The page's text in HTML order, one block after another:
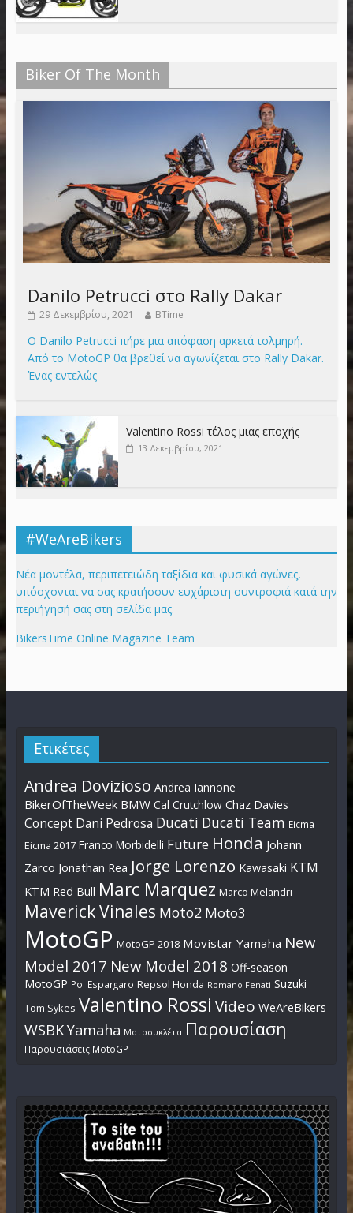
Biker Of The Month
Danilo Petrucci στο Rally Dakar
29 Δεκεμβρίου, 2021 BTime
Ο Danilo Petrucci πήρε μια απόφαση αρκετά τολμηρή.
Από το MotoGP θα βρεθεί να αγωνίζεται στο Rally Dakar.
Ένας εντελώς
Valentino Rossi τέλος μιας εποχής
13 Δεκεμβρίου, 2021
#WeAreBikers
Νέα μοντέλα, περιπετειώδη ταξίδια και φυσικά αγώνες,
υπόσχονται να σας κρατήσουν ευχάριστη συντροφιά κατά την
περιήγησή σας στη σελίδα μας.
BikersTime Online Magazine Team
Ετικέτες
Andrea Dovizioso Andrea Iannone
BikerOfTheWeek BMW Cal Crutchlow Chaz Davies
Concept Dani Pedrosa Ducati Ducati Team Eicma
Eicma 2017 Franco Morbidelli Future Honda Johann
Zarco Jonathan Rea Jorge Lorenzo Kawasaki KTM
KTM Red Bull Marc Marquez Marco Melandri
Maverick Vinales Moto2 Moto3
MotoGP MotoGP 2018 Movistar Yamaha New
Model 2017 New Model 2018 Off-season
MotoGP Pol Espargaro Repsol Honda Romano Fenati Suzuki
Tom Sykes Valentino Rossi Video WeAreBikers
WSBKYamaha Μοτοσυκλέτα Παρουσίαση
Παρουσιάσεις MotoGP